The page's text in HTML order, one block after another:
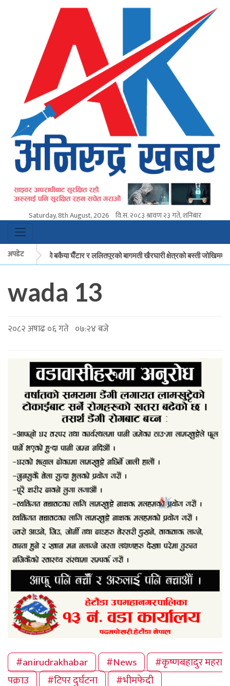
Saturday, 8th August, 2026 वि.स.२०८३ श्रावण २३ गते, शनिबार
अपडेटमकवानपुरको बकैया घैँटार र ललितपुरको बागमती खैरघारी क्षेत्रको बस्ती जोखिममा
मकवानपुरको बकैया घैँटार र ललितपुरको बागमती खैरघारी क्षेत्रको बस्ती जोखिममा
wada 13
२०८२ अषाढ ०६ गते ०७:२४ बजे
#anirudrakhabar #News
#कृष्णबहादुर महरा
पक्राउ
#टिपर दुर्घटना
#भीमफेदी